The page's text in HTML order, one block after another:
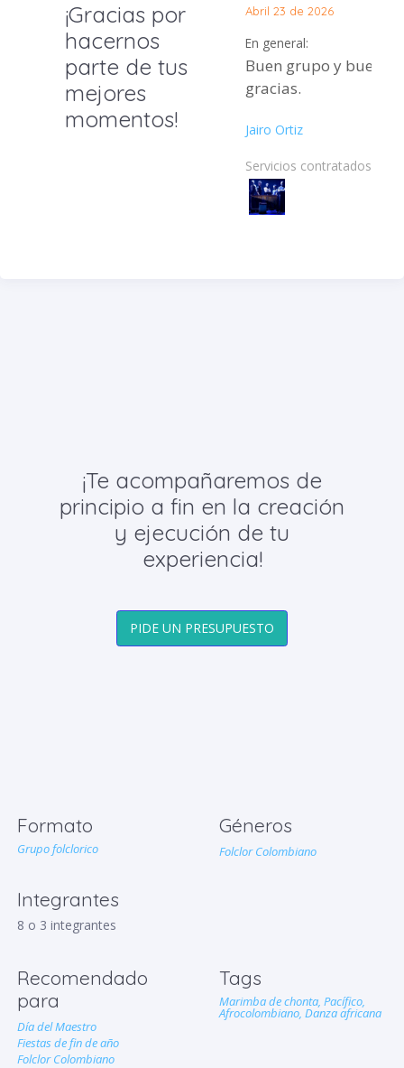
¡Gracias por
hacernos
parte de tus
mejores
momentos!
Abril 23 de 2026
En general:
Buen grupo y buen
gracias.
Jairo Ortiz
Servicios contratados:
¡Te acompañaremos de
principio a fin en la creación
y ejecución de tu
experiencia!
PIDE UN PRESUPUESTO
Formato
Grupo folclorico
Integrantes
8 o 3 integrantes
Géneros
Folclor Colombiano
Recomendado
para
Día del Maestro
Fiestas de fin de año
Folclor Colombiano
Tags
Marimba de chonta, Pacífico,
Afrocolombiano, Danza africana